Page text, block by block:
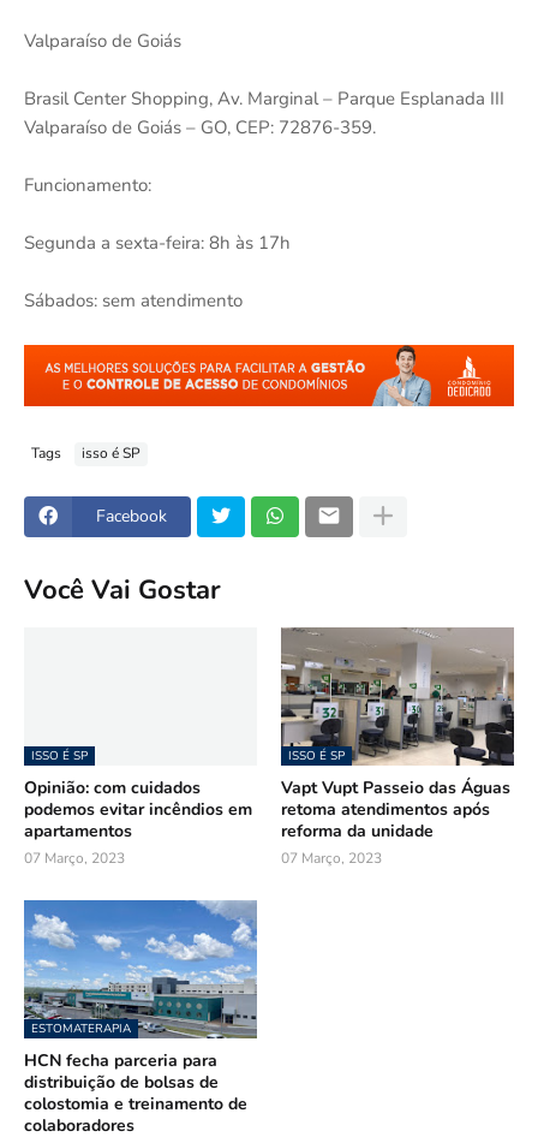
Valparaíso de Goiás
Brasil Center Shopping, Av. Marginal – Parque Esplanada III
Valparaíso de Goiás – GO, CEP: 72876-359.
Funcionamento:
Segunda a sexta-feira: 8h às 17h
Sábados: sem atendimento
Tags isso é SP
Facebook
Você Vai Gostar
ISSO É SP
Opinião: com cuidados
podemos evitar incêndios em
apartamentos
07 Março, 2023
ISSO É SP
Vapt Vupt Passeio das Águas
retoma atendimentos após
reforma da unidade
07 Março, 2023
ESTOMATERAPIA
HCN fecha parceria para
distribuição de bolsas de
colostomia e treinamento de
colaboradores